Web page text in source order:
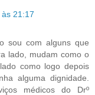
21:17
sou com alguns que
lado, mudam como o
como logo depois
alguma dignidade.
médicos do Drº